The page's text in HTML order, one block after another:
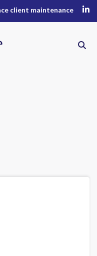
client maintenance